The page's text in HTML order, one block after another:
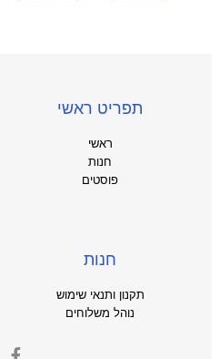
תפריט ראשי
ראשי
חנות
פוסטים
חנות
תקנון ותנאי שימוש
נוהל משלוחים